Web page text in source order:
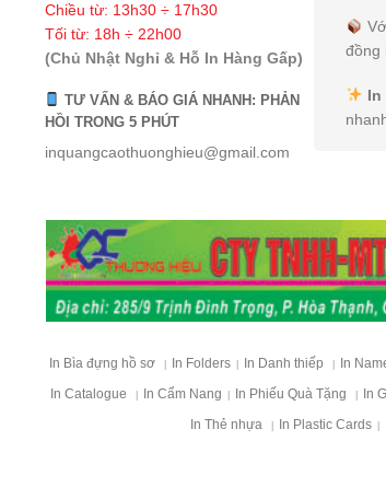
Chiều từ: 13h30 ÷ 17h30
Tối từ: 18h ÷ 22h00
(Chủ Nhật Nghỉ & Hỗ In Hàng Gấp)
TƯ VẤN & BÁO GIÁ NHANH: PHẢN
HỒI TRONG 5 PHÚT
inquangcaothuonghieu@gmail.com
đồng
In
In Bìa đựng hồ sơ In Folders In Danh thiếp In
In Catalogue In Cẩm Nang In Phiếu Quà Tặng In
In Thẻ nhựa In Plastic Cards